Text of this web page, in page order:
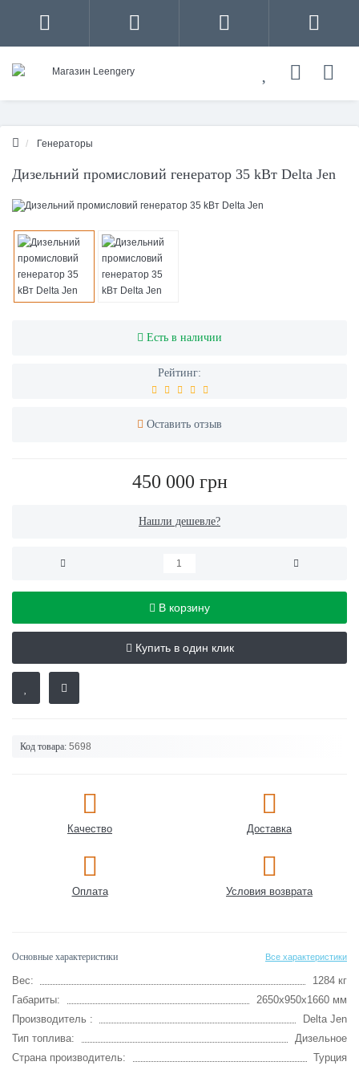
Генераторы
Дизельний промисловий генератор 35 kВт Delta Jen
Есть в наличии
Рейтинг:
Оставить отзыв
450 000 грн
Нашли дешевле?
В корзину
Купить в один клик
Код товара: 5698
Качество Доставка
Оплата Условия возврата
Основные характеристики Все характеристики
Вес:
1284 кг
Габариты:
2650x950x1660 мм
Производитель :
Delta Jen
Тип топлива:
Дизельное
Страна производитель:
Турция